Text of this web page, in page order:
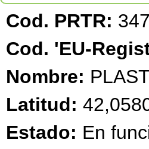
Cod. PRTR:
Cod. 'EU-
Nombre:
Latitud:
Estado: En